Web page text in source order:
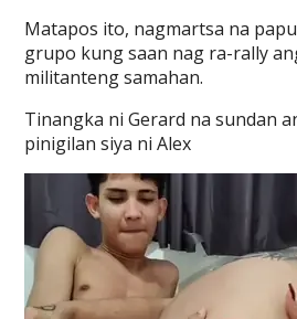
Matapos ito, nagmartsa na
grupo kung saan nag ra-rally
militanteng samahan.
Tinangka ni Gerard na sundan
pinigilan siya ni Alex